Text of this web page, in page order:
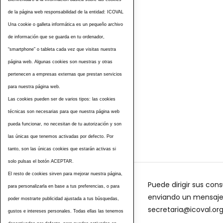
Etiquetas
Puede dirigir sus
enviando un
secretaria@icoval.org
de la página web responsabilidad de la entidad: ICOVAL
Una cookie o galleta informática es un pequeño archivo
de información que se guarda en tu ordenador,
“smartphone” o tableta cada vez que visitas nuestra
página web. Algunas cookies son nuestras y otras
pertenecen a empresas externas que prestan servicios
para nuestra página web.
Las cookies pueden ser de varios tipos: las cookies
técnicas son necesarias para que nuestra página web
pueda funcionar, no necesitan de tu autorización y son
las únicas que tenemos activadas por defecto. Por
tanto, son las únicas cookies que estarán activas si
solo pulsas el botón ACEPTAR.
El resto de cookies sirven para mejorar nuestra página,
para personalizarla en base a tus preferencias, o para
poder mostrarte publicidad ajustada a tus búsquedas,
gustos e intereses personales. Todas ellas las tenemos